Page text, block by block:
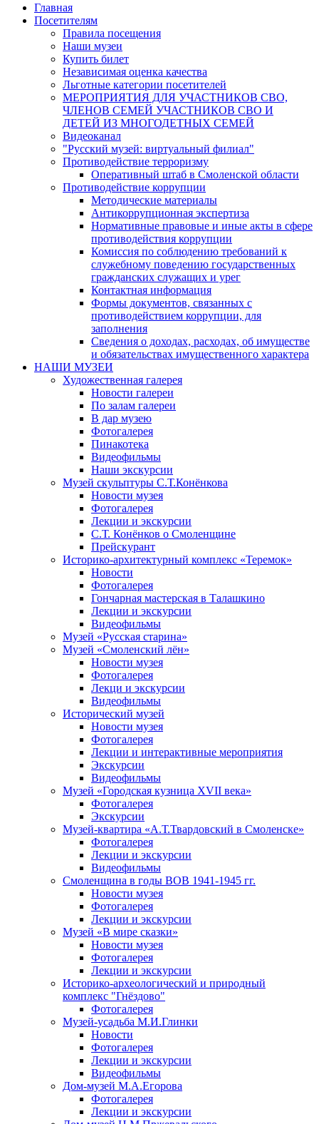
Главная
Посетителям
Правила посещения
Наши музеи
Купить билет
Независимая оценка качества
Льготные категории посетителей
МЕРОПРИЯТИЯ ДЛЯ УЧАСТНИКОВ СВО,
ЧЛЕНОВ СЕМЕЙ УЧАСТНИКОВ СВО И
ДЕТЕЙ ИЗ МНОГОДЕТНЫХ СЕМЕЙ
Видеоканал
"Русский музей: виртуальный филиал"
Противодействие терроризму
Оперативный штаб в Смоленской области
Противодействие коррупции
Методические материалы
Антикоррупционная экспертиза
Нормативные правовые и иные акты в сфере
противодействия коррупции
Комиссия по соблюдению требований к
служебному поведению государственных
гражданских служащих и урег
Контактная информация
Формы документов, связанных с
противодействием коррупции, для
заполнения
Сведения о доходах, расходах, об имуществе
и обязательствах имущественного характера
НАШИ МУЗЕИ
Художественная галерея
Новости галереи
По залам галереи
В дар музею
Фотогалерея
Пинакотека
Видеофильмы
Наши экскурсии
Музей скульптуры С.Т.Конёнкова
Новости музея
Фотогалерея
Лекции и экскурсии
С.Т. Конёнков о Смоленщине
Прейскурант
Историко-архитектурный комплекс «Теремок»
Новости
Фотогалерея
Гончарная мастерская в Талашкино
Лекции и экскурсии
Видеофильмы
Музей «Русская старина»
Музей «Смоленский лён»
Новости музея
Фотогалерея
Лекци и экскурсии
Видеофильмы
Исторический музей
Новости музея
Фотогалерея
Лекции и интерактивные мероприятия
Экскурсии
Видеофильмы
Музей «Городская кузница XVII века»
Фотогалерея
Экскурсии
Музей-квартира «А.Т.Твардовский в Смоленске»
Фотогалерея
Лекции и экскурсии
Видеофильмы
Смоленщина в годы ВОВ 1941-1945 гг.
Новости музея
Фотогалерея
Лекции и экскурсии
Музей «В мире сказки»
Новости музея
Фотогалерея
Лекции и экскурсии
Историко-археологический и природный
комплекс "Гнёздово"
Фотогалерея
Музей-усадьба М.И.Глинки
Новости
Фотогалерея
Лекции и экскурсии
Видеофильмы
Дом-музей М.А.Егорова
Фотогалерея
Лекции и экскурсии